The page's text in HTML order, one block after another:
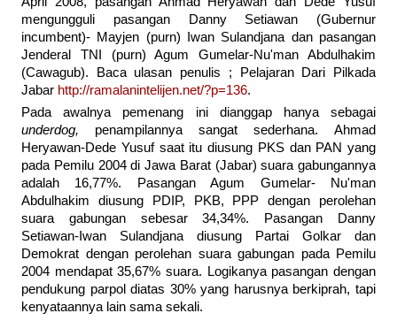
mengungguli pasangan Danny Setiawan (Gubernur
incumbent)- Mayjen (purn) Iwan Sulandjana dan pasangan
Jenderal TNI (purn) Agum Gumelar-Nu'man Abdulhakim
(Cawagub). Baca ulasan penulis ; Pelajaran Dari Pilkada
Jabar http://ramalanintelijen.net/?p=136.
Pada awalnya pemenang ini dianggap hanya sebagai
underdog, penampilannya sangat sederhana. Ahmad
Heryawan-Dede Yusuf saat itu diusung PKS dan PAN yang
pada Pemilu 2004 di Jawa Barat (Jabar) suara gabungannya
adalah 16,77%. Pasangan Agum Gumelar- Nu'man
Abdulhakim diusung PDIP, PKB, PPP dengan perolehan
suara gabungan sebesar 34,34%. Pasangan Danny
Setiawan-Iwan Sulandjana diusung Partai Golkar dan
Demokrat dengan perolehan suara gabungan pada Pemilu
2004 mendapat 35,67% suara. Logikanya pasangan dengan
pendukung parpol diatas 30% yang harusnya berkiprah, tapi
kenyataannya lain sama sekali.